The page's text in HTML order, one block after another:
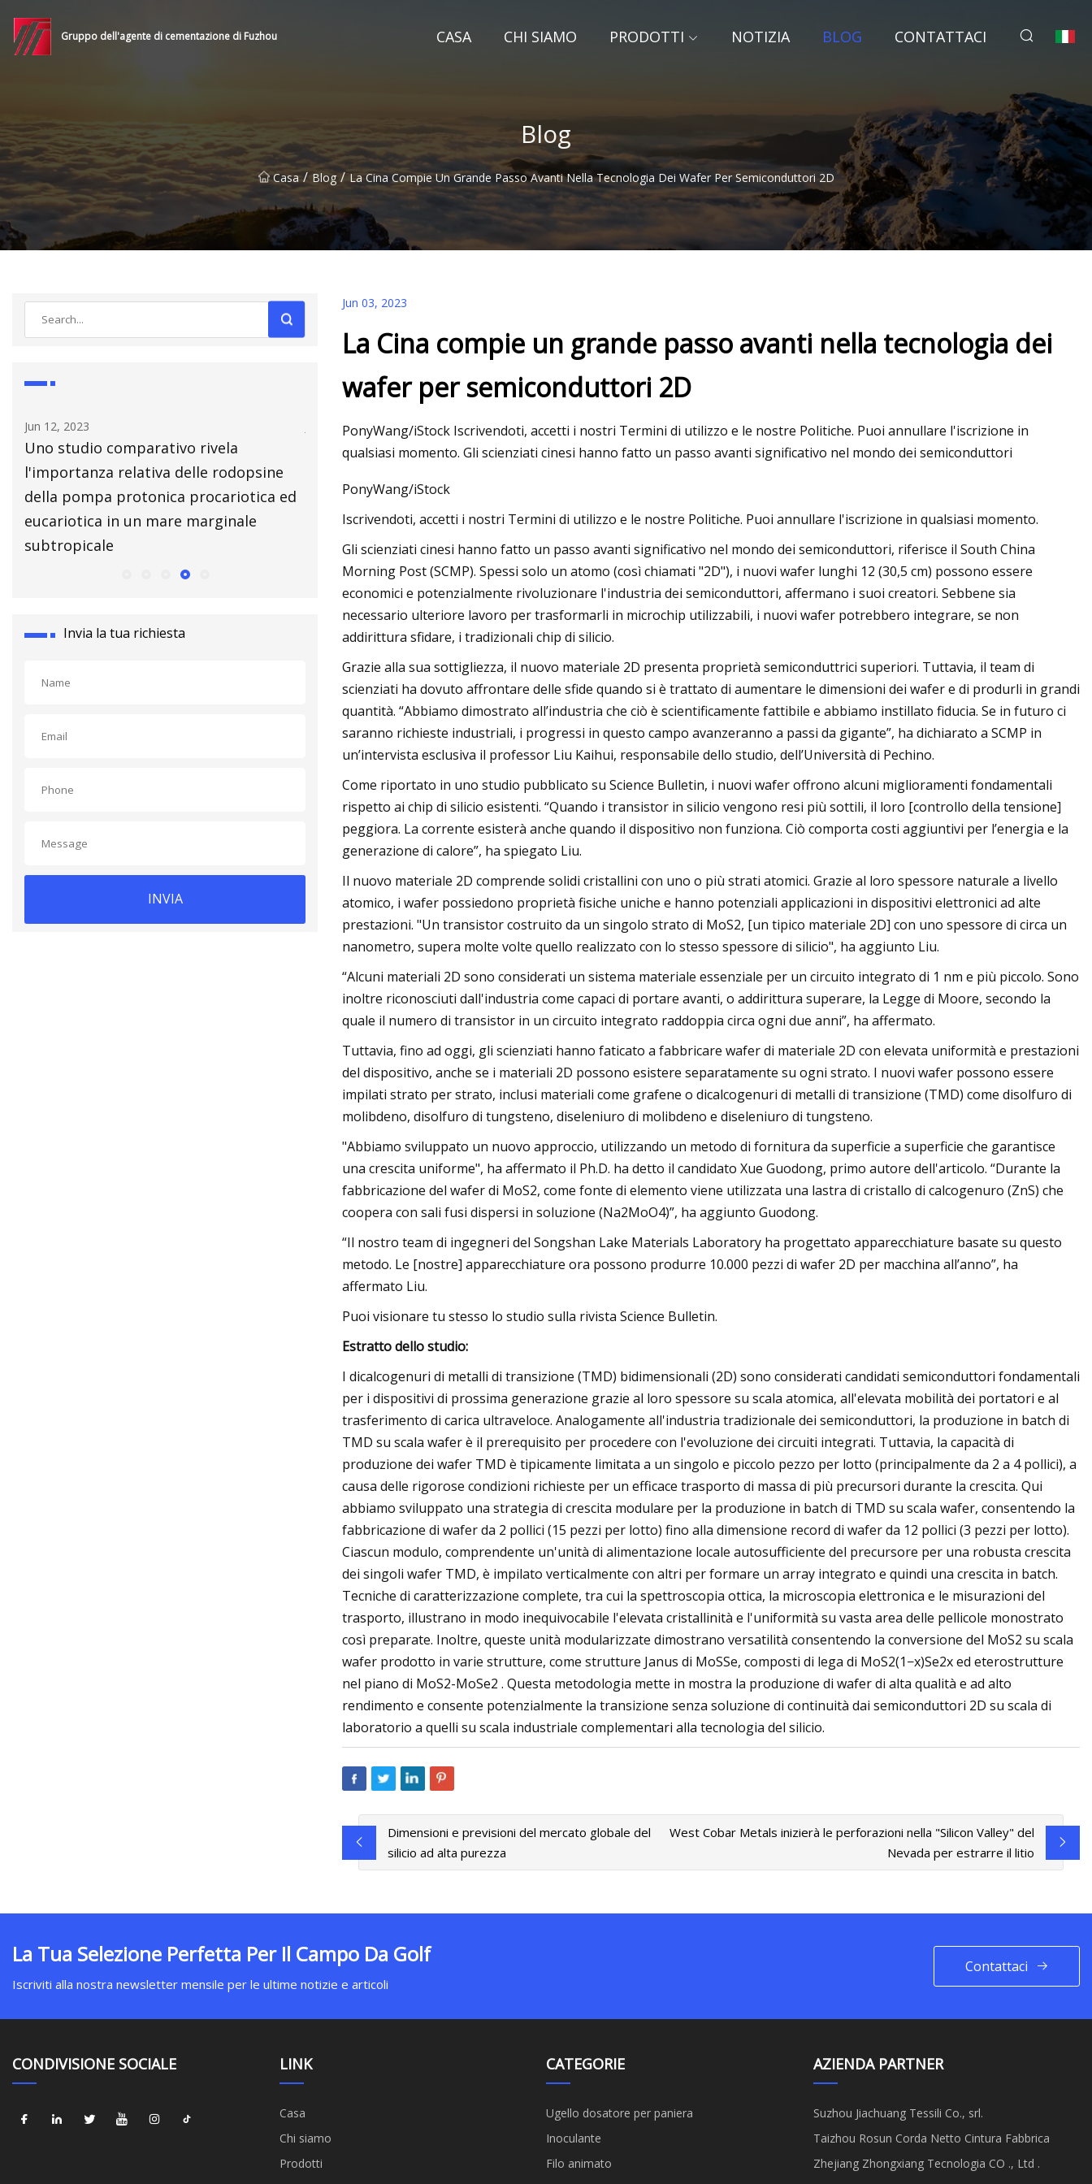
Gruppo dell'agente di cementazione di Fuzhou CASA CHI SIAMO PRODOTTI NOTIZIA BLOG CONTATTACI
Blog
Casa / Blog / La Cina Compie Un Grande Passo Avanti Nella Tecnologia Dei Wafer Per Semiconduttori 2D
Jun 12, 2023
Uno studio comparativo rivela
l'importanza relativa delle rodopsine
della pompa protonica procariotica ed
eucariotica in un mare marginale
subtropicale
Jul 14, 2023
Affrontare 8 malintesi comuni sulla
Aug 26, 2023
10 cose da fare in Giordania: guida
Invia la tua richiesta
INVIA
Jun 03, 2023
La Cina compie un grande passo avanti nella tecnologia dei
wafer per semiconduttori 2D
PonyWang/iStock Iscrivendoti, accetti i nostri Termini di utilizzo e le nostre Politiche. Puoi annullare l'iscrizione in
qualsiasi momento. Gli scienziati cinesi hanno fatto un passo avanti significativo nel mondo dei semiconduttori
PonyWang/iStock
Iscrivendoti, accetti i nostri Termini di utilizzo e le nostre Politiche. Puoi annullare l'iscrizione in qualsiasi momento.
Gli scienziati cinesi hanno fatto un passo avanti significativo nel mondo dei semiconduttori, riferisce il South China
Morning Post (SCMP). Spessi solo un atomo (così chiamati "2D"), i nuovi wafer lunghi 12 (30,5 cm) possono essere
economici e potenzialmente rivoluzionare l'industria dei semiconduttori, affermano i suoi creatori. Sebbene sia
necessario ulteriore lavoro per trasformarli in microchip utilizzabili, i nuovi wafer potrebbero integrare, se non
addirittura sfidare, i tradizionali chip di silicio.
Grazie alla sua sottigliezza, il nuovo materiale 2D presenta proprietà semiconduttrici superiori. Tuttavia, il team di
scienziati ha dovuto affrontare delle sfide quando si è trattato di aumentare le dimensioni dei wafer e di produrli in grandi
quantità. “Abbiamo dimostrato all’industria che ciò è scientificamente fattibile e abbiamo instillato fiducia. Se in futuro ci
saranno richieste industriali, i progressi in questo campo avanzeranno a passi da gigante”, ha dichiarato a SCMP in
un’intervista esclusiva il professor Liu Kaihui, responsabile dello studio, dell’Università di Pechino.
Come riportato in uno studio pubblicato su Science Bulletin, i nuovi wafer offrono alcuni miglioramenti fondamentali
rispetto ai chip di silicio esistenti. “Quando i transistor in silicio vengono resi più sottili, il loro [controllo della tensione]
peggiora. La corrente esisterà anche quando il dispositivo non funziona. Ciò comporta costi aggiuntivi per l’energia e la
generazione di calore”, ha spiegato Liu.
Il nuovo materiale 2D comprende solidi cristallini con uno o più strati atomici. Grazie al loro spessore naturale a livello
atomico, i wafer possiedono proprietà fisiche uniche e hanno potenziali applicazioni in dispositivi elettronici ad alte
prestazioni. "Un transistor costruito da un singolo strato di MoS2, [un tipico materiale 2D] con uno spessore di circa un
nanometro, supera molte volte quello realizzato con lo stesso spessore di silicio", ha aggiunto Liu.
“Alcuni materiali 2D sono considerati un sistema materiale essenziale per un circuito integrato di 1 nm e più piccolo. Sono
inoltre riconosciuti dall'industria come capaci di portare avanti, o addirittura superare, la Legge di Moore, secondo la
quale il numero di transistor in un circuito integrato raddoppia circa ogni due anni”, ha affermato.
Tuttavia, fino ad oggi, gli scienziati hanno faticato a fabbricare wafer di materiale 2D con elevata uniformità e prestazioni
del dispositivo, anche se i materiali 2D possono esistere separatamente su ogni strato. I nuovi wafer possono essere
impilati strato per strato, inclusi materiali come grafene o dicalcogenuri di metalli di transizione (TMD) come disolfuro di
molibdeno, disolfuro di tungsteno, diseleniuro di molibdeno e diseleniuro di tungsteno.
"Abbiamo sviluppato un nuovo approccio, utilizzando un metodo di fornitura da superficie a superficie che garantisce
una crescita uniforme", ha affermato il Ph.D. ha detto il candidato Xue Guodong, primo autore dell'articolo. “Durante la
fabbricazione del wafer di MoS2, come fonte di elemento viene utilizzata una lastra di cristallo di calcogenuro (ZnS) che
coopera con sali fusi dispersi in soluzione (Na2MoO4)”, ha aggiunto Guodong.
“Il nostro team di ingegneri del Songshan Lake Materials Laboratory ha progettato apparecchiature basate su questo
metodo. Le [nostre] apparecchiature ora possono produrre 10.000 pezzi di wafer 2D per macchina all’anno”, ha
affermato Liu.
Puoi visionare tu stesso lo studio sulla rivista Science Bulletin.
Estratto dello studio:
I dicalcogenuri di metalli di transizione (TMD) bidimensionali (2D) sono considerati candidati semiconduttori fondamentali
per i dispositivi di prossima generazione grazie al loro spessore su scala atomica, all'elevata mobilità dei portatori e al
trasferimento di carica ultraveloce. Analogamente all'industria tradizionale dei semiconduttori, la produzione in batch di
TMD su scala wafer è il prerequisito per procedere con l'evoluzione dei circuiti integrati. Tuttavia, la capacità di
produzione dei wafer TMD è tipicamente limitata a un singolo e piccolo pezzo per lotto (principalmente da 2 a 4 pollici), a
causa delle rigorose condizioni richieste per un efficace trasporto di massa di più precursori durante la crescita. Qui
abbiamo sviluppato una strategia di crescita modulare per la produzione in batch di TMD su scala wafer, consentendo la
fabbricazione di wafer da 2 pollici (15 pezzi per lotto) fino alla dimensione record di wafer da 12 pollici (3 pezzi per lotto).
Ciascun modulo, comprendente un'unità di alimentazione locale autosufficiente del precursore per una robusta crescita
dei singoli wafer TMD, è impilato verticalmente con altri per formare un array integrato e quindi una crescita in batch.
Tecniche di caratterizzazione complete, tra cui la spettroscopia ottica, la microscopia elettronica e le misurazioni del
trasporto, illustrano in modo inequivocabile l'elevata cristallinità e l'uniformità su vasta area delle pellicole monostrato
così preparate. Inoltre, queste unità modularizzate dimostrano versatilità consentendo la conversione del MoS2 su scala
wafer prodotto in varie strutture, come strutture Janus di MoSSe, composti di lega di MoS2(1−x)Se2x ed eterostrutture
nel piano di MoS2-MoSe2 . Questa metodologia mette in mostra la produzione di wafer di alta qualità e ad alto
rendimento e consente potenzialmente la transizione senza soluzione di continuità dai semiconduttori 2D su scala di
laboratorio a quelli su scala industriale complementari alla tecnologia del silicio.
Dimensioni e previsioni del mercato globale del
silicio ad alta purezza
West Cobar Metals inizierà le perforazioni nella "Silicon Valley" del
Nevada per estrarre il litio
La Tua Selezione Perfetta Per Il Campo Da Golf
Iscriviti alla nostra newsletter mensile per le ultime notizie e articoli
Contattaci
CONDIVISIONE SOCIALE LINK
Casa
Chi siamo
Prodotti
CATEGORIE
Ugello dosatore per paniera
Inoculante
Filo animato
AZIENDA PARTNER
Suzhou Jiachuang Tessili Co., srl.
Taizhou Rosun Corda Netto Cintura Fabbrica
Zhejiang Zhongxiang Tecnologia CO ., Ltd .